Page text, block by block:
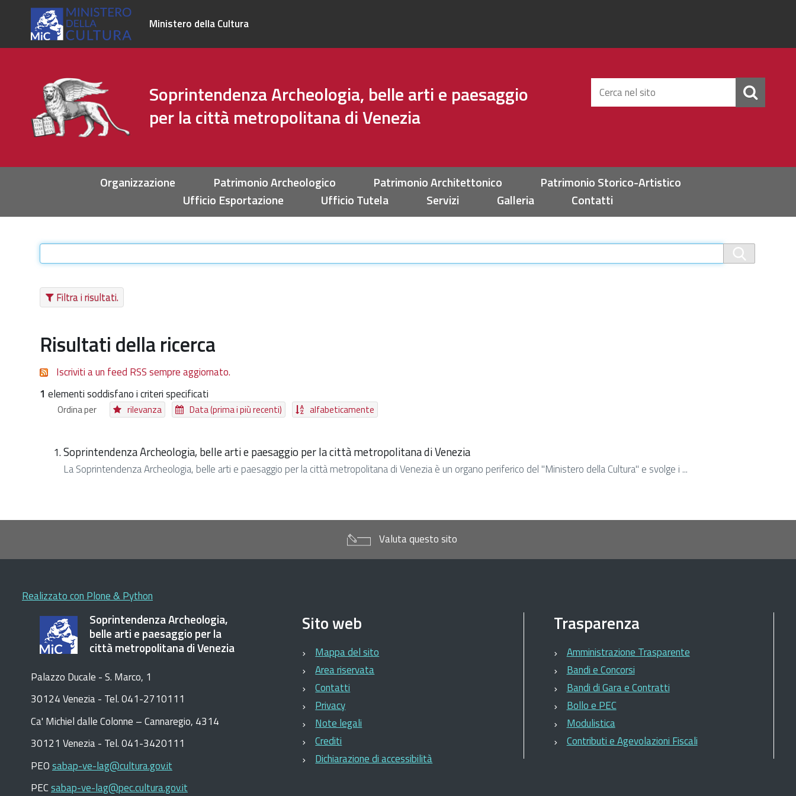
Ministero della Cultura
Soprintendenza Archeologia, belle arti e paesaggio
per la città metropolitana di Venezia
Cerca
nel
Organizzazione Patrimonio Archeologico Patrimonio Architettonico
Patrimonio Storico-Artistico
Ufficio Esportazione
Ufficio Tutela Servizi Galleria Contatti
Filtra i risultati.
Risultati della ricerca
Iscriviti a un feed RSS sempre aggiornato.
1 elementi soddisfano i criteri specificati
Ordina per rilevanza Data (prima i più recenti) alfabeticamente
Soprintendenza Archeologia, belle arti e paesaggio per la città metropolitana di Venezia
La Soprintendenza Archeologia, belle arti e paesaggio per la città metropolitana di Venezia è un organo periferico del "Ministero della Cultura" e svolge i ...
Valuta questo sito
Realizzato con Plone & Python
Soprintendenza Archeologia,
belle arti e paesaggio per la
città metropolitana di Venezia
Palazzo Ducale - S. Marco, 1
30124 Venezia - Tel. 041-2710111
Ca' Michiel dalle Colonne – Cannaregio, 4314
30121 Venezia - Tel. 041-3420111
PEOsabap-ve-lag@cultura.gov.it
PECsabap-ve-lag@pec.cultura.gov.it
Sito web
Mappa del sito
Area riservata
Contatti
Privacy
Note legali
Crediti
Dichiarazione di accessibilità
Trasparenza
Amministrazione Trasparente
Bandi e Concorsi
Bandi di Gara e Contratti
Bollo e PEC
Modulistica
Contributi e Agevolazioni Fiscali